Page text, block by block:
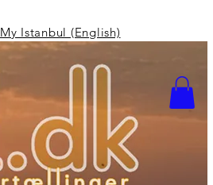
My Istanbul (English)